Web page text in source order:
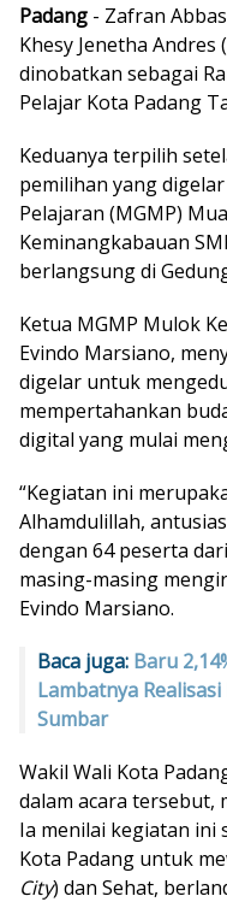
Padang - Zafran
Khesy Jenetha Andres
dinobatkan sebagai
Pelajar Kota Padang
Keduanya terpilih
pemilihan yang
Pelajaran (MGMP)
Keminangkabauan
berlangsung di
Ketua MGMP Mulok
Evindo Marsiano,
digelar untuk
mempertahankan
digital yang mulai
“Kegiatan ini
Alhamdulillah,
dengan 64 peserta
masing-masing
Evindo Marsiano.
Baca juga: Baru
Lambatnya
Sumbar
Wakil Wali Kota
dalam acara tersebut,
Ia menilai kegiatan ini
Kota Padang untuk
City) dan Sehat,